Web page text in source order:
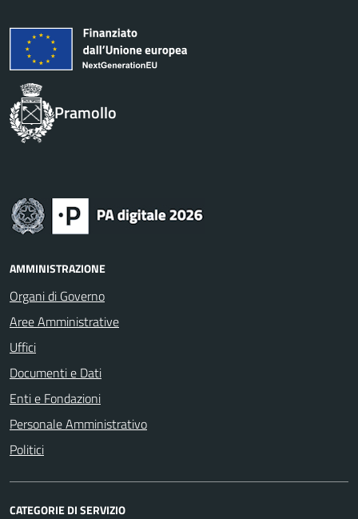
Pramollo
AMMINISTRAZIONE
Organi di Governo
Aree Amministrative
Uffici
Documenti e Dati
Enti e Fondazioni
Personale Amministrativo
Politici
CATEGORIE DI SERVIZIO